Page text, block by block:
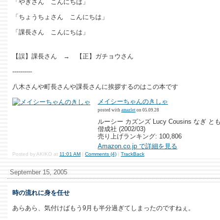
「やぎさん こんにちは」
「ちょうちょさん こんにちは」
「課長さん こんにちは」
【誤】課長さん → 【正】ガチョウさん
----------
八木さんや町長さんや課長さんに挨拶するのはこの本です
メイシーちゃんのきしゃ
posted with amazlet on 05.09.28
ルーシー カズンズ Lucy Cousins なぎ と
偕成社 (2002/03)
売り上げランキング: 100,806
Amazon.co.jp で詳細を見る
Posted by AKIKO at 11:01 AM | Comments (4) | TrackBack
September 15, 2005
時の流れに身を任せ
あらあら、気付けばもう9月も半分過ぎてしまったのですねぇ。